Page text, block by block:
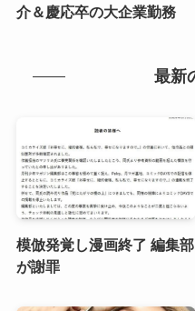
介＆慶応卒の大企業勤務
最新
模倣発覚し漫画終了 編集部
が謝罪